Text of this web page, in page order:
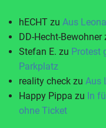
hECHT zu Aus
DD-Hecht-Bewohner
Stefan E. zu Protest
Parkplatz
reality check zu Aus
Happy Pippa zu In
ohne Ticket